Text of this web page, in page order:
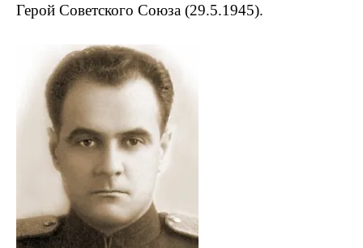
Герой Советского Союза (29.5.1945).